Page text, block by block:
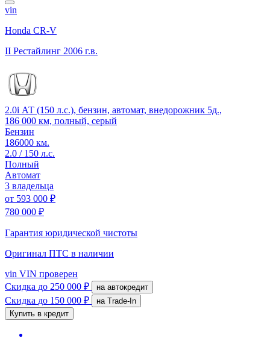
vin
Honda CR-V
II Рестайлинг 2006 г.в.
2.0i АТ (150 л.с.), бензин, автомат, внедорожник 5д.,
186 000 км, полный, серый
Бензин
186000 км.
2.0 / 150 л.с.
Полный
Автомат
3 владельца
от 593 000 ₽
780 000 ₽
Гарантия юридической чистоты
Оригинал ПТС в наличии
vin VIN проверен
Скидка до 250 000 ₽ на автокредит
Скидка до 150 000 ₽
на Trade-In
Купить в кредит